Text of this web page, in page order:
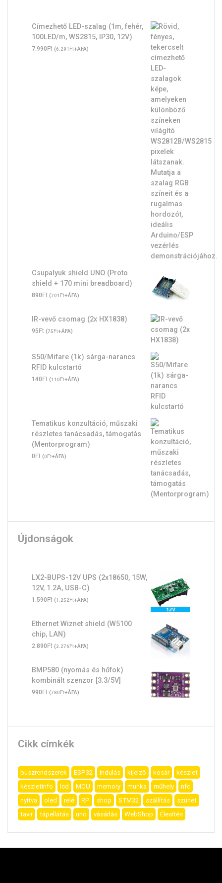
Címezhető LED-szalag (1m, fehér,
100LED/m, WS2815, IP30, 12V)
7.990Ft (6.291 Ft+ÁFA)
Csupalyuk shield UNO (Proto
shield + 170 mini breadboard)
890Ft (701 Ft+ÁFA)
IR-vevő csomag (2x HX1838)
95Ft (75Ft+ÁFA)
S50/Mifare (1k) sárga-narancs
RFID kulcstartó
140Ft (110Ft+ÁFA)
Tematikus konzultáció, műszaki
részletes tanácsadás, támogatás
(Mentorprogram)
0Ft (0Ft+ÁFA)
Újdonságok
LX2-BUPS-12V UPS (2x18650, 15W,
12V, 1.2A, USB-C)
1.590Ft (1.252Ft+ÁFA)
Ethernet Wiznet shield (W5100
chip, LAN)
2.890Ft (2.276Ft+ÁFA)
BMP580 (nyomás és hőfok)
kombinált szenzor [3.3/5V]
990Ft (780Ft+ÁFA)
Cikk címkék
buszrendszerek ESP32 indulás kijelző kosár
készlet
készletinfo
lcd MCU memory munka műhely
nfc
nyitva
oled relé RP shop STM32 szállítás
szünet
tavir
tápellátás uno vásárlás WebShop Élesítés